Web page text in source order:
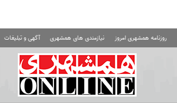
روزنامه همشهری امروز نیازمندی های همشهری آگهی و تبلیغات